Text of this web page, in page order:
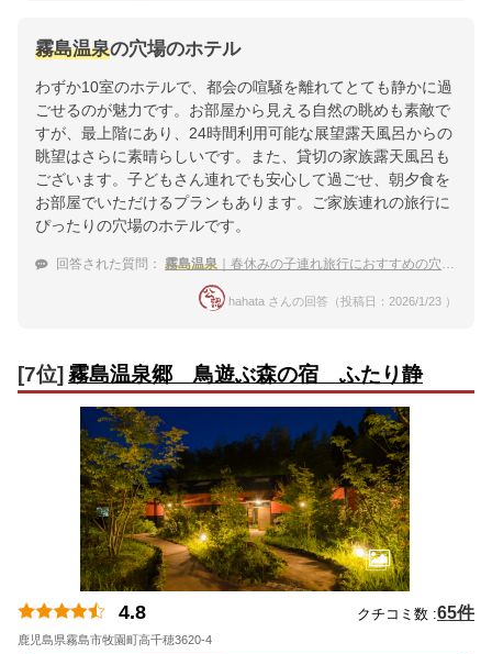
霧島温泉の穴場のホテル
わずか10室のホテルで、都会の喧騒を離れてとても静かに過
ごせるのが魅力です。お部屋から見える自然の眺めも素敵で
すが、最上階にあり、24時間利用可能な展望露天風呂からの
眺望はさらに素晴らしいです。また、貸切の家族露天風呂も
ございます。子どもさん連れでも安心して過ごせ、朝夕食を
お部屋でいただけるプランもあります。ご家族連れの旅行に
ぴったりの穴場のホテルです。
回答された質問： 霧島温泉 ｜春休みの子連れ旅行におすすめの穴場な宿は？
hahata さんの回答（投稿日：2026/1/23 ）
[7位]霧島温泉郷 鳥遊ぶ森の宿 ふたり静
4.8 クチコミ数 :65件
鹿児島県霧島市牧園町高千穂3620-4